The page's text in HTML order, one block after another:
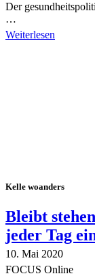
Der
…
Weiterlesen
Kelle woanders
Bleibt
jeder Tag
10. Mai 2020
FOCUS Online